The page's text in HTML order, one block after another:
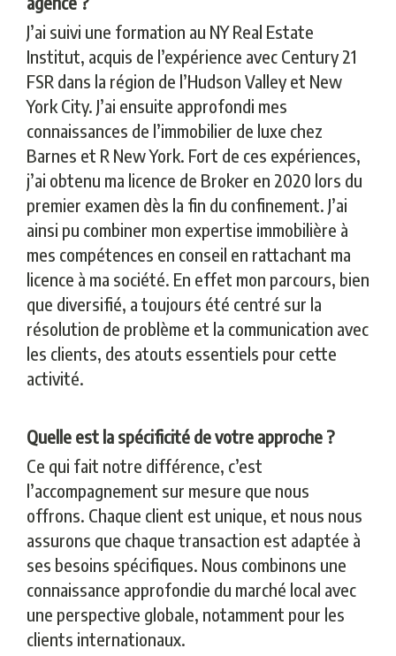
J’ai suivi une formation au NY Real Estate
Institut, acquis de l’expérience avec Century 21
FSR dans la région de l’Hudson Valley et New
York City. J’ai ensuite approfondi mes
connaissances de l’immobilier de luxe chez
Barnes et R New York. Fort de ces expériences,
j’ai obtenu ma licence de Broker en 2020 lors du
premier examen dès la fin du confinement. J’ai
ainsi pu combiner mon expertise immobilière à
mes compétences en conseil en rattachant ma
licence à ma société. En effet mon parcours, bien
que diversifié, a toujours été centré sur la
résolution de problème et la communication avec
les clients, des atouts essentiels pour cette
activité.
Quelle est la spécificité de votre approche ?
Ce qui fait notre différence, c’est
l’accompagnement sur mesure que nous
offrons. Chaque client est unique, et nous nous
assurons que chaque transaction est adaptée à
ses besoins spécifiques. Nous combinons une
connaissance approfondie du marché local avec
une perspective globale, notamment pour les
clients internationaux.